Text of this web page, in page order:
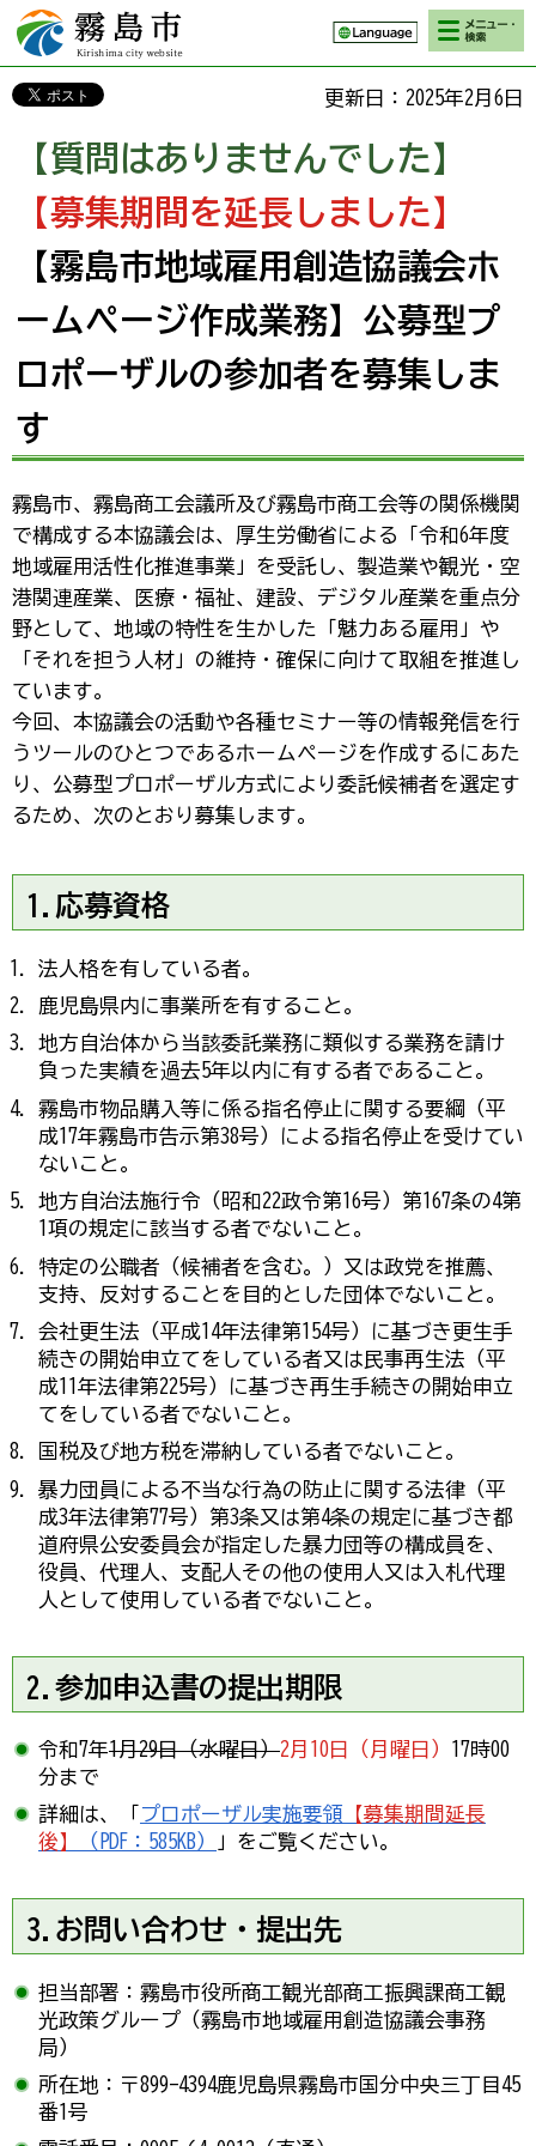
霧島市 Kirishima
city website
検索・メニ
ュー
更新日：2025年2月6日
【質問はありませんでした】
【募集期間を延長しました】
【霧島市地域雇用創造協議会ホ
ームページ作成業務】公募型プ
ロポーザルの参加者を募集しま
す
霧島市、霧島商工会議所及び霧島市商工会等の関係機関
で構成する本協議会は、厚生労働省による「令和6年度
地域雇用活性化推進事業」を受託し、製造業や観光・空
港関連産業、医療・福祉、建設、デジタル産業を重点分
野として、地域の特性を生かした「魅力ある雇用」や
「それを担う人材」の維持・確保に向けて取組を推進し
ています。
今回、本協議会の活動や各種セミナー等の情報発信を行
うツールのひとつであるホームページを作成するにあた
り、公募型プロポーザル方式により委託候補者を選定す
るため、次のとおり募集します。
1.応募資格
法人格を有している者。
鹿児島県内に事業所を有すること。
地方自治体から当該委託業務に類似する業務を請け
負った実績を過去5年以内に有する者であること。
霧島市物品購入等に係る指名停止に関する要綱（平
成17年霧島市告示第38号）による指名停止を受けてい
ないこと。
地方自治法施行令（昭和22政令第16号）第167条の4第
1項の規定に該当する者でないこと。
特定の公職者（候補者を含む。）又は政党を推薦、
支持、反対することを目的とした団体でないこと。
会社更生法（平成14年法律第154号）に基づき更生手
続きの開始申立てをしている者又は民事再生法（平
成11年法律第225号）に基づき再生手続きの開始申立
てをしている者でないこと。
国税及び地方税を滞納している者でないこと。
暴力団員による不当な行為の防止に関する法律（平
成3年法律第77号）第3条又は第4条の規定に基づき都
道府県公安委員会が指定した暴力団等の構成員を、
役員、代理人、支配人その他の使用人又は入札代理
人として使用している者でないこと。
2.参加申込書の提出期限
令和7年1月29日（水曜日）2月10日（月曜日） 17時00
分まで
詳細は、「 プロポーザル実施要領 【募集期間延長
後】
（PDF：585KB） 」をご覧ください。
3.お問い合わせ・提出先
担当部署：霧島市役所商工観光部商工振興課商工観
光政策グループ（霧島市地域雇用創造協議会事務
局）
所在地：〒899-4394鹿児島県霧島市国分中央三丁目45
番1号